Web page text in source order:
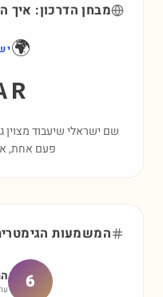
מבחן הדרכון: איך
🌍
שם ישראלי שיעבוד מצוין
פעם אחת,
המשמעות
6